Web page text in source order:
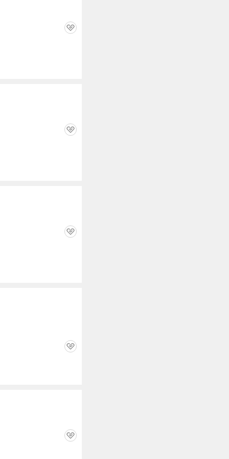
관
관
관
관
관